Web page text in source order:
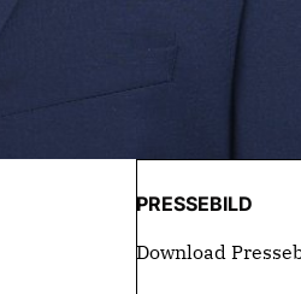
PRESSEBILD
Download